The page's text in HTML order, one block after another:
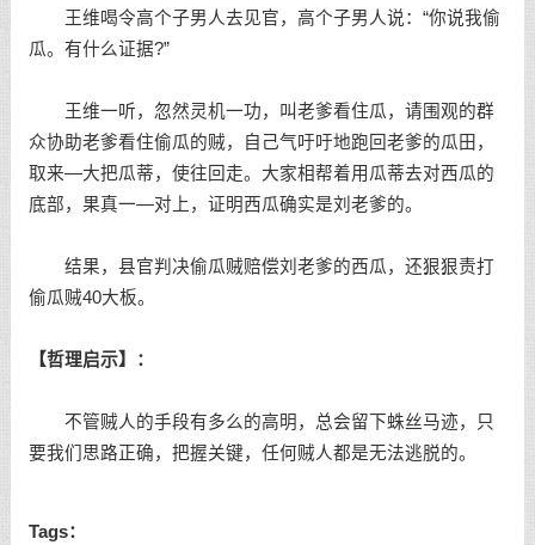
王维喝令高个子男人去见官，高个子男人说：“你说我偷
瓜。有什么证据?”
王维一听，忽然灵机一功，叫老爹看住瓜，请围观的群
众协助老爹看住偷瓜的贼，自己气吁吁地跑回老爹的瓜田，
取来—大把瓜蒂，使往回走。大家相帮着用瓜蒂去对西瓜的
底部，果真一—对上，证明西瓜确实是刘老爹的。
结果，县官判决偷瓜贼赔偿刘老爹的西瓜，还狠狠责打
偷瓜贼40大板。
【哲理启示】：
不管贼人的手段有多么的高明，总会留下蛛丝马迹，只
要我们思路正确，把握关键，任何贼人都是无法逃脱的。
Tags：